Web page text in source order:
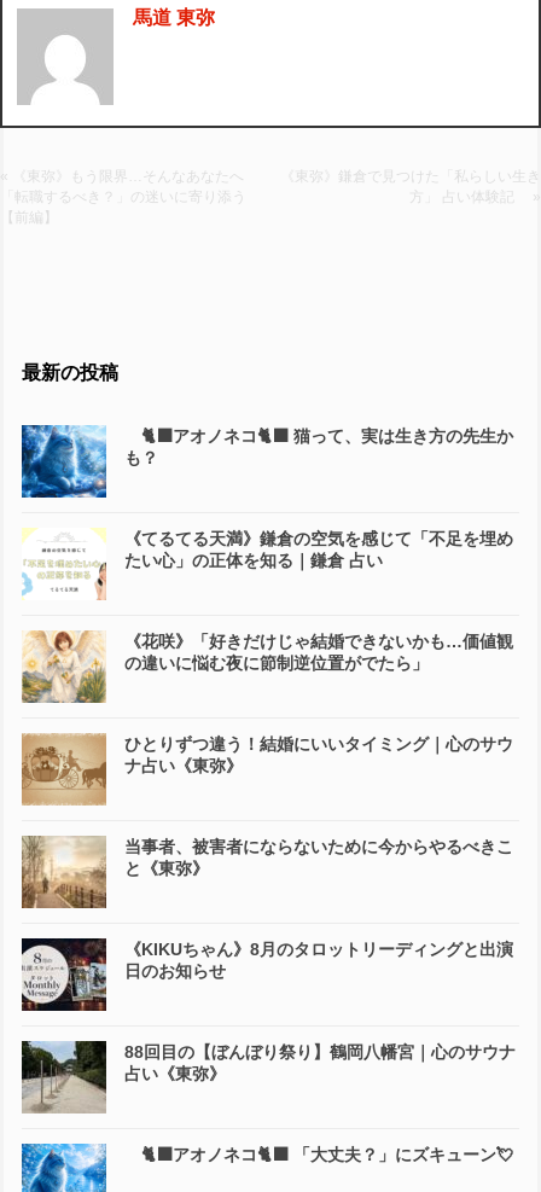
馬道 東弥
« 《東弥》もう限界…そんなあなたへ
「転職するべき？」の迷いに寄り添う
【前編】
《東弥》鎌倉で見つけた「私らしい生き
方」 占い体験記 »
最新の投稿
🐈‍⬛アオノネコ🐈‍⬛ 猫って、実は生き方の先生か
も？
《てるてる天満》鎌倉の空気を感じて「不足を埋め
たい心」の正体を知る｜鎌倉 占い
《花咲》「好きだけじゃ結婚できないかも…価値観
の違いに悩む夜に節制逆位置がでたら」
ひとりずつ違う！結婚にいいタイミング｜心のサウ
ナ占い《東弥》
当事者、被害者にならないために今からやるべきこ
と《東弥》
《KIKUちゃん》8月のタロットリーディングと出演
日のお知らせ
88回目の【ぼんぼり祭り】鶴岡八幡宮｜心のサウナ
占い《東弥》
🐈‍⬛アオノネコ🐈‍⬛ 「大丈夫？」にズキューン💘